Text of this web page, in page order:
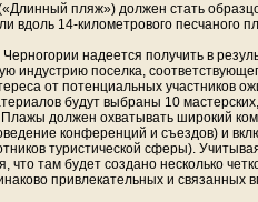
пляж») должен стать
вдоль 14-километрового песчаного
надеется получить в
индустрию поселка,
от потенциальных участников
будут выбраны 10
должен охватывать широкий
конференций и съездов) и
туристической сферы).
что там будет создано несколько
привлекательных и связанных